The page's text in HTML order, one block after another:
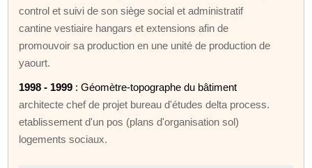
control et suivi de son siège social et administratif
cantine vestiaire hangars et extensions afin de
promouvoir sa production en une unité de production de
yaourt.
1998 - 1999 : Géomètre-topographe du bâtiment
architecte chef de projet bureau d'études delta process.
etablissement d'un pos (plans d'organisation sol)
logements sociaux.